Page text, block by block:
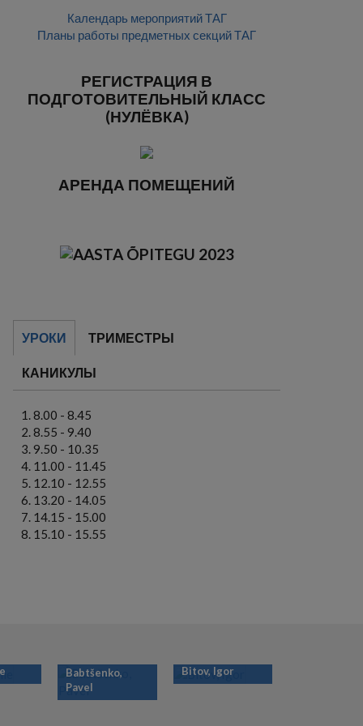
Календарь мероприятий ТАГ
Планы работы предметных секций ТАГ
РЕГИСТРАЦИЯ В
ПОДГОТОВИТЕЛЬНЫЙ КЛАСС
(НУЛЁВКА)
АРЕНДА ПОМЕЩЕНИЙ
УРОКИ ТРИМЕСТРЫ
КАНИКУЛЫ
8.00 - 8.45
8.55 - 9.40
9.50 - 10.35
11.00 - 11.45
12.10 - 12.55
13.20 - 14.05
14.15 - 15.00
15.10 - 15.55
Babtšenko,
Pavel
Bitov, Igor